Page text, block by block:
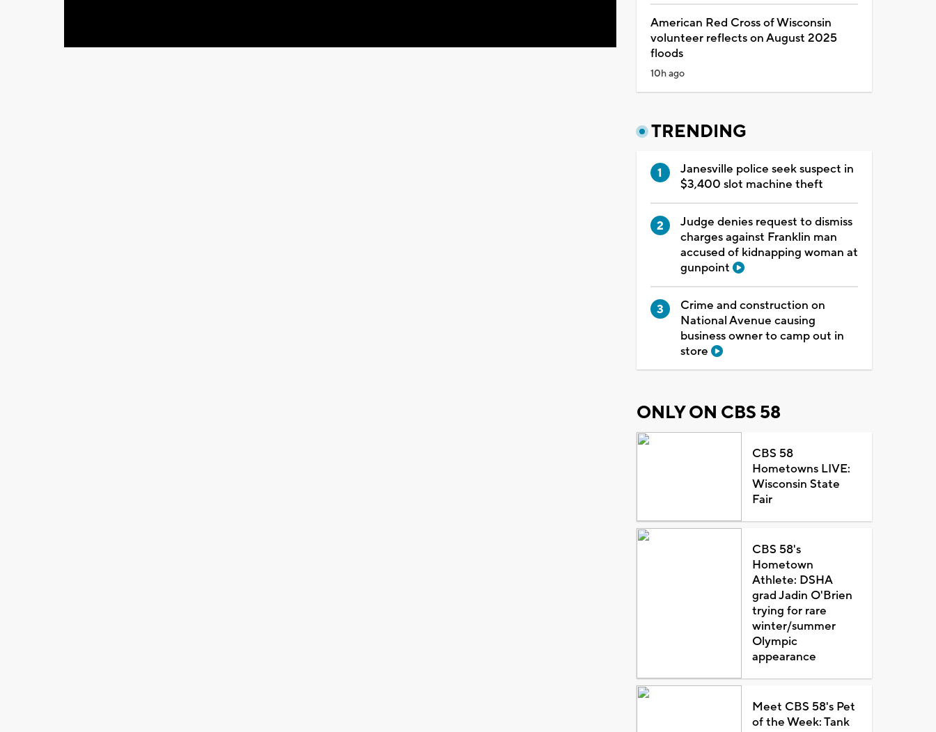
American Red Cross of Wisconsin
volunteer reflects on August 2025
floods
10h ago
TRENDING
Janesville police seek suspect in
$3,400 slot machine theft
Judge denies request to dismiss
charges against Franklin man
accused of kidnapping woman at
gunpoint
Crime and construction on
National Avenue causing
business owner to camp out in
store
ONLY ON CBS 58
CBS 58
Hometowns LIVE:
Wisconsin State
Fair
CBS 58's
Hometown
Athlete: DSHA
grad Jadin O'Brien
trying for rare
winter/summer
Olympic
appearance
Meet CBS 58's Pet
of the Week: Tank